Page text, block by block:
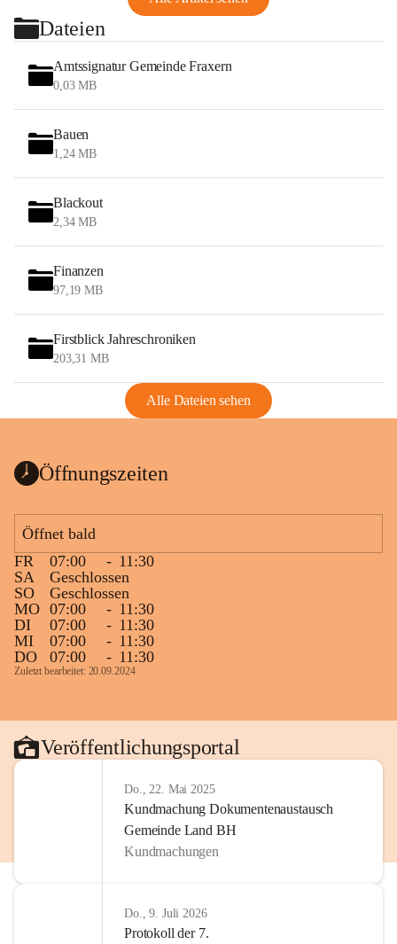
Dateien
Amtssignatur Gemeinde Fraxern
0,03 MB
Bauen
1,24 MB
Blackout
2,34 MB
Finanzen
97,19 MB
Firstblick Jahreschroniken
203,31 MB
Alle Dateien sehen
Öffnungszeiten
Öffnet bald
FR
07:00 - 11:30
SA
Geschlossen
SO
Geschlossen
MO 07:00 - 11:30
DI
07:00 - 11:30
MI
07:00 - 11:30
DO
07:00 - 11:30
Zuletzt bearbeitet: 20.09.2024
Veröffentlichungsportal
Do., 22. Mai 2025
Kundmachung Dokumentenaustausch
Gemeinde Land BH
Kundmachungen
Do., 9. Juli 2026
Protokoll der 7.